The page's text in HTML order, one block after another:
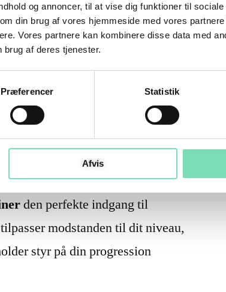
og annoncer, til at vise dig funktioner til
din brug af vores hjemmeside med vores
Vores partnere kan kombinere disse data med
af deres tjenester.
Præferencer Statistik
Afvis
giver dig og din træner et konkret
— bare data. Det er langt mere
en vægt.
med
den perfekte indgang til
modstanden til dit niveau,
styr på din progression